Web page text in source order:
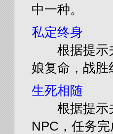
中一种。
私定终身
根据提示夫
娘复命，战胜
生死相随
根据提示夫
NPC，任务